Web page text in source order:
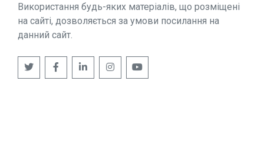
Використання будь-яких матеріалів, що розміщені
на сайті, дозволяється за умови посилання на
данний сайт.